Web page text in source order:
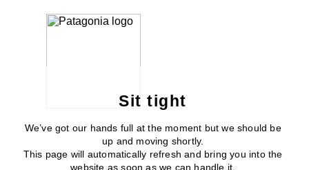
Sit tight
We’ve got our hands full at the moment but we should be
up and moving shortly.
This page will automatically refresh and bring you into the
website as soon as we can handle it.